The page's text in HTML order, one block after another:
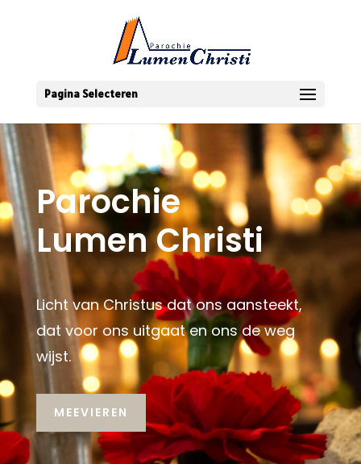
Pagina Selecteren
Parochie
Lumen Christi
Licht van Christus dat ons aansteekt,
dat voor ons uitgaat en ons de weg
wijst.
MEEVIEREN